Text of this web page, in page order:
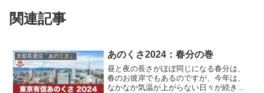
関連記事
支部長通信「あのくさ」 あのくさ2024：春分の巻
昼と夜の長さがほぼ同じになる春分は、
春のお彼岸でもあるのですが、今年は、
なかなか気温が上がらない日々が続きま